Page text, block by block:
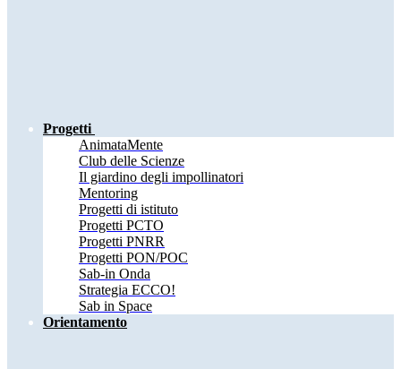
Progetti
AnimataMente
Club delle Scienze
Il giardino degli impollinatori
Mentoring
Progetti di istituto
Progetti PCTO
Progetti PNRR
Progetti PON/POC
Sab-in Onda
Strategia ECCO!
Sab in Space
Orientamento